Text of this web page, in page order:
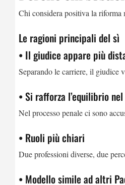
Chi considera positiva la
Le ragioni principali del sì
• Il giudice appare più
Separando le carriere, il giudice
• Si rafforza l’equilibrio
Nel processo penale ci sono
• Ruoli più chiari
Due professioni diverse, due
• Modello simile ad altri